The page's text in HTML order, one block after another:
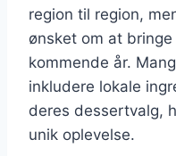
region til region,
ønsket om at
kommende år.
inkludere lokale
deres dessertvalg,
unik oplevelse.